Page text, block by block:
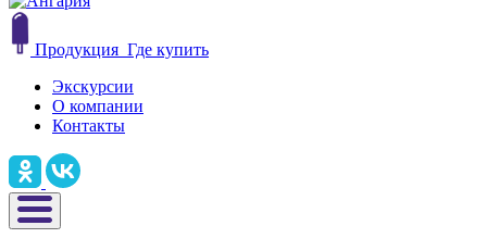
Продукция Где купить
Экскурсии
О компании
Контакты